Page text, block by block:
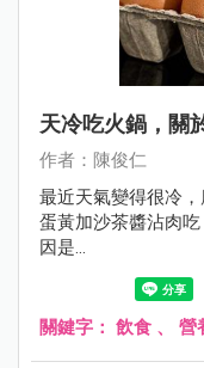
天冷吃火鍋，關
作者：陳俊仁
最近天氣變得很冷
蛋黃加沙茶醬沾肉
因是...
關鍵字： 飲食 、 營